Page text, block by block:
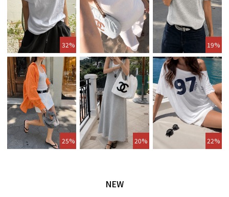
32% 19%
25% 20% 22%
NEW